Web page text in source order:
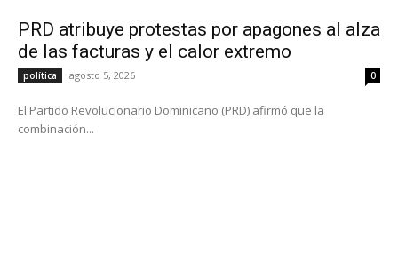
PRD atribuye protestas por apagones al alza
de las facturas y el calor extremo
política agosto 5, 2026 0
El Partido Revolucionario Dominicano (PRD) afirmó que la
combinación...